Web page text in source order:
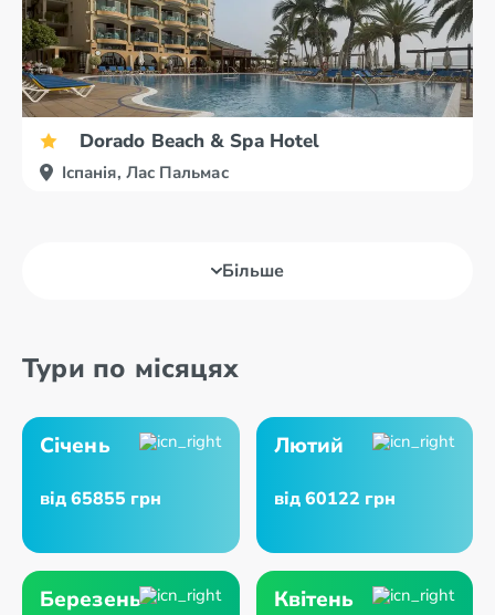
Dorado Beach & Spa Hotel
Іспанія, Лас Пальмас
Більше
Тури по місяцях
Січень
від 65855 грн
Лютий
від 60122 грн
Березень Квітень